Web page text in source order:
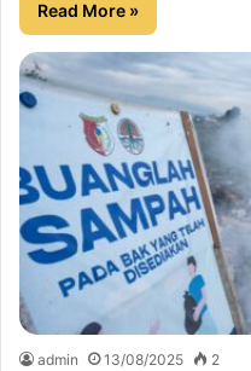
Read More »
admin 13/08/2025 2